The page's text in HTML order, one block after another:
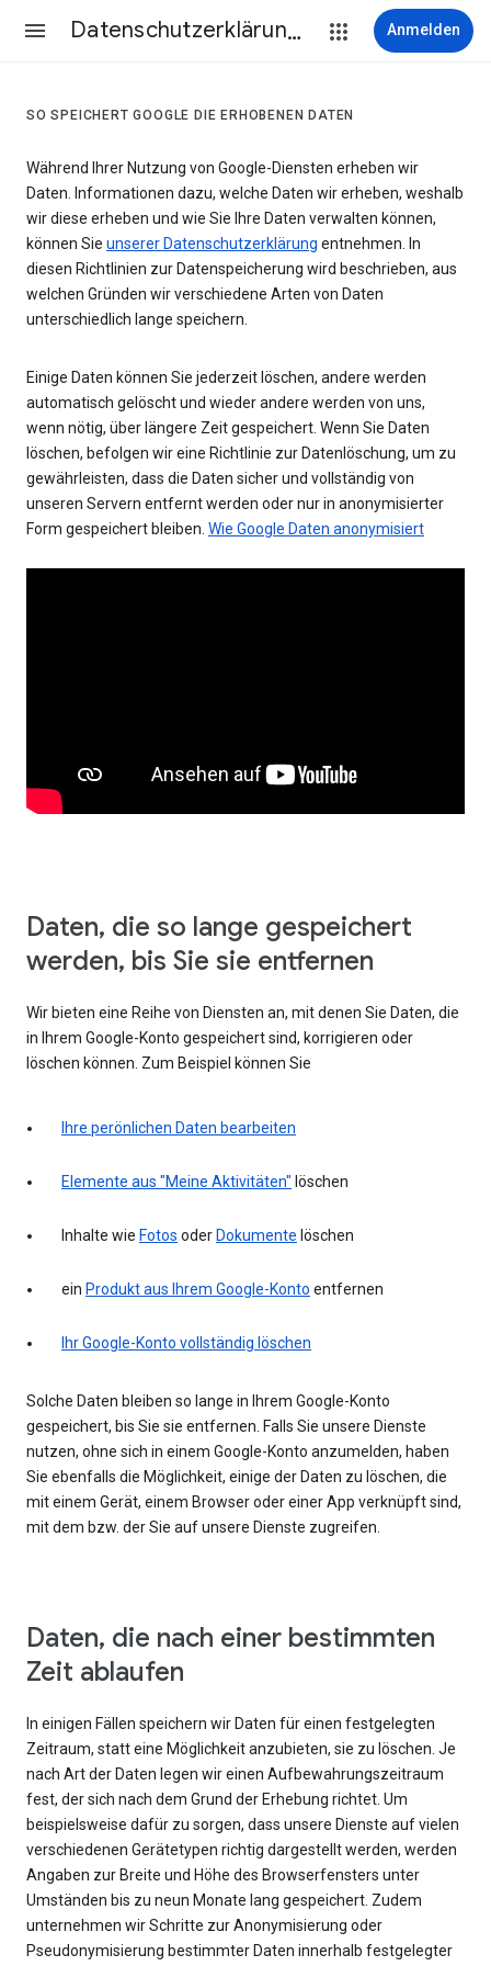
Datenschutzerklärung & Nutzungsbedingungen Anmelden
SO SPEICHERT GOOGLE DIE ERHOBENEN DATEN
Während Ihrer Nutzung von Google-Diensten erheben wir
Daten. Informationen dazu, welche Daten wir erheben, weshalb
wir diese erheben und wie Sie Ihre Daten verwalten können,
können Sie unserer Datenschutzerklärung entnehmen. In
diesen Richtlinien zur Datenspeicherung wird beschrieben, aus
welchen Gründen wir verschiedene Arten von Daten
unterschiedlich lange speichern.
Einige Daten können Sie jederzeit löschen, andere werden
automatisch gelöscht und wieder andere werden von uns,
wenn nötig, über längere Zeit gespeichert. Wenn Sie Daten
löschen, befolgen wir eine Richtlinie zur Datenlöschung, um zu
gewährleisten, dass die Daten sicher und vollständig von
unseren Servern entfernt werden oder nur in anonymisierter
Form gespeichert bleiben. Wie Google Daten anonymisiert
Daten, die so lange gespeichert
werden, bis Sie sie entfernen
Wir bieten eine Reihe von Diensten an, mit denen Sie Daten, die
in Ihrem Google-Konto gespeichert sind, korrigieren oder
löschen können. Zum Beispiel können Sie
Ihre perönlichen Daten bearbeiten
Elemente aus "Meine Aktivitäten" löschen
Inhalte wie Fotos oder Dokumente löschen
ein Produkt aus Ihrem Google-Konto entfernen
Ihr Google-Konto vollständig löschen
Solche Daten bleiben so lange in Ihrem Google-Konto
gespeichert, bis Sie sie entfernen. Falls Sie unsere Dienste
nutzen, ohne sich in einem Google-Konto anzumelden, haben
Sie ebenfalls die Möglichkeit, einige der Daten zu löschen, die
mit einem Gerät, einem Browser oder einer App verknüpft sind,
mit dem bzw. der Sie auf unsere Dienste zugreifen.
Daten, die nach einer bestimmten
Zeit ablaufen
In einigen Fällen speichern wir Daten für einen festgelegten
Zeitraum, statt eine Möglichkeit anzubieten, sie zu löschen. Je
nach Art der Daten legen wir einen Aufbewahrungszeitraum
fest, der sich nach dem Grund der Erhebung richtet. Um
beispielsweise dafür zu sorgen, dass unsere Dienste auf vielen
verschiedenen Gerätetypen richtig dargestellt werden, werden
Angaben zur Breite und Höhe des Browserfensters unter
Umständen bis zu neun Monate lang gespeichert. Zudem
unternehmen wir Schritte zur Anonymisierung oder
Pseudonymisierung bestimmter Daten innerhalb festgelegter